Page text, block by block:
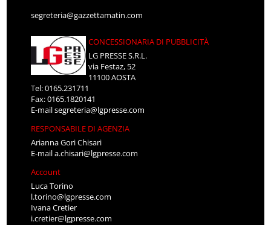
segreteria@gazzettamatin.com
CONCESSIONARIA DI PUBBLICITÀ
LG PRESSE S.R.L.
via Festaz, 52
11100 AOSTA
Tel: 0165.231711
Fax: 0165.1820141
E-mailsegreteria@lgpresse.com
RESPONSABILE DI AGENZIA
Arianna Gori Chisari
E-maila.chisari@lgpresse.com
Account
Luca Torino
l.torino@lgpresse.com
Ivana Cretier
i.cretier@lgpresse.com